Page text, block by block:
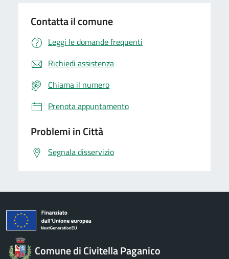
Contatta il comune
Leggi le domande frequenti
Richiedi assistenza
Chiama il numero
Prenota appuntamento
Problemi in Città
Segnala disservizio
Comune di Civitella Paganico